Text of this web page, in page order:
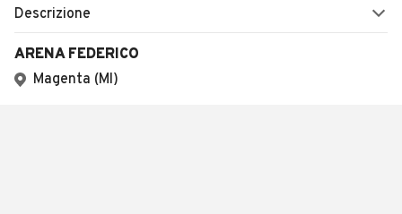
Descrizione
ARENA FEDERICO
Magenta (MI)